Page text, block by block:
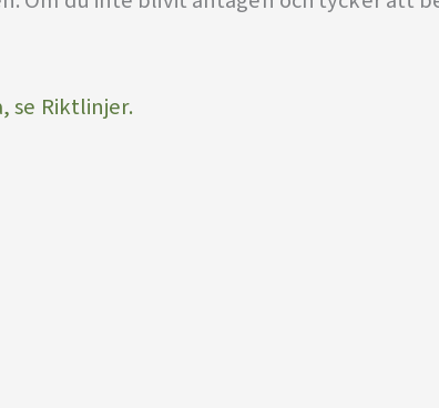
se Riktlinjer.